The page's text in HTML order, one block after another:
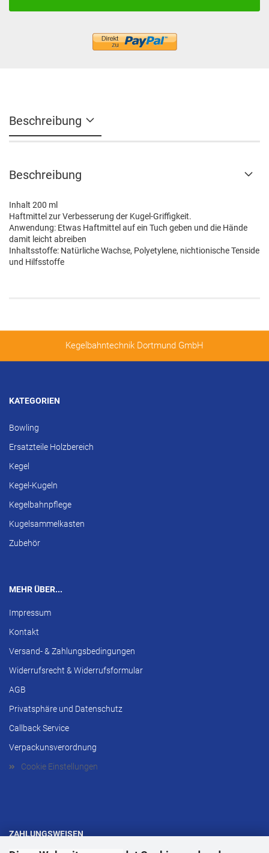
Beschreibung
Beschreibung
Inhalt 200 ml
Haftmittel zur Verbesserung der Kugel-Griffigkeit.
Anwendung: Etwas Haftmittel auf ein Tuch geben und die Hände
damit leicht abreiben
Inhaltsstoffe: Natürliche Wachse, Polyetylene, nichtionische Tenside
und Hilfsstoffe
Kegelbahntechnik Dortmund GmbH
KATEGORIEN
Bowling
Ersatzteile Holzbereich
Kegel
Kegel-Kugeln
Kegelbahnpflege
Kugelsammelkasten
Zubehör
MEHR ÜBER...
Impressum
Kontakt
Versand- & Zahlungsbedingungen
Widerrufsrecht & Widerrufsformular
AGB
Privatsphäre und Datenschutz
Callback Service
Verpackunsverordnung
Cookie Einstellungen
ZAHLUNGSWEISEN